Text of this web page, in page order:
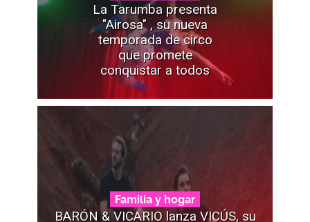
La Tarumba presenta
"Airosa" , su nueva
temporada de circo
que promete
conquistar a todos
Familia y hogar
BARÓN & VICARIO lanza VICÚS, su